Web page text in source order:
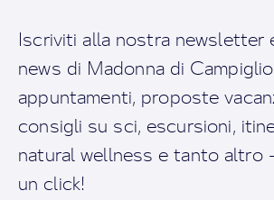
Iscriviti alla nostra newsletter
news di Madonna di
appuntamenti, proposte
consigli su sci, escursioni,
natural wellness e tanto altro
un click!